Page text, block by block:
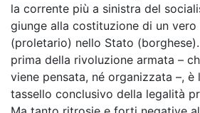
la corrente più a sinistra del
giunge alla costituzione di un
(proletario) nello Stato (borghese).
prima della rivoluzione armata –
viene pensata, né organizzata –,
tassello conclusivo della legalità